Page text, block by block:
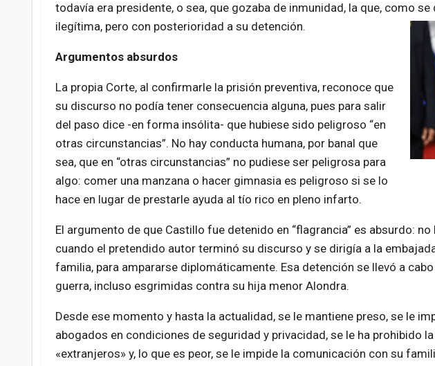
todavía era presidente, o sea, que gozaba de inmunidad, la que, como
ilegítima, pero con posterioridad a su detención.
Argumentos absurdos
La propia Corte, al confirmarle la prisión preventiva, reconoce que
su discurso no podía tener consecuencia alguna, pues para salir
del paso dice -en forma insólita- que hubiese sido peligroso “en
otras circunstancias”. No hay conducta humana, por banal que
sea, que en “otras circunstancias” no pudiese ser peligrosa para
algo: comer una manzana o hacer gimnasia es peligroso si se lo
hace en lugar de prestarle ayuda al tío rico en pleno infarto.
El argumento de que Castillo fue detenido en “flagrancia” es absurdo: no
cuando el pretendido autor terminó su discurso y se dirigía a la
familia, para ampararse diplomáticamente. Esa detención se llevó a
guerra, incluso esgrimidas contra su hija menor Alondra.
Desde ese momento y hasta la actualidad, se le mantiene preso, se le
abogados en condiciones de seguridad y privacidad, se le ha prohibido
«extranjeros» y, lo que es peor, se le impide la comunicación con su